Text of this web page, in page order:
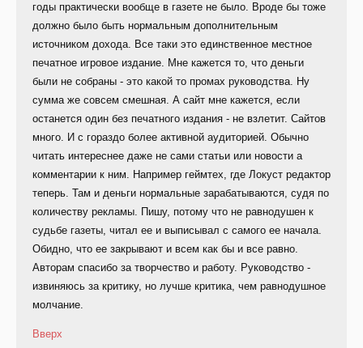
годы практически вообще в газете не было. Вроде бы тоже
должно было быть нормальным дополнительным
источником дохода. Все таки это единственное местное
печатное игровое издание. Мне кажется то, что деньги
были не собраны - это какой то промах руководства. Ну
сумма же совсем смешная. А сайт мне кажется, если
останется один без печатного издания - не взлетит. Сайтов
много. И с гораздо более активной аудиторией. Обычно
читать интереснее даже не сами статьи или новости а
комментарии к ним. Например геймтех, где Локуст редактор
теперь. Там и деньги нормальные зарабатываются, судя по
количеству рекламы. Пишу, потому что не равнодушен к
судьбе газеты, читал ее и выписывал с самого ее начала.
Обидно, что ее закрывают и всем как бы и все равно.
Авторам спасибо за творчество и работу. Руководство -
извиняюсь за критику, но лучше критика, чем равнодушное
молчание.
Вверх